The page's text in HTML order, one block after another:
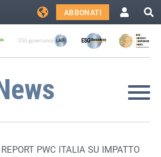
ABBONATI
PWC ITALIA SU IMPATTO